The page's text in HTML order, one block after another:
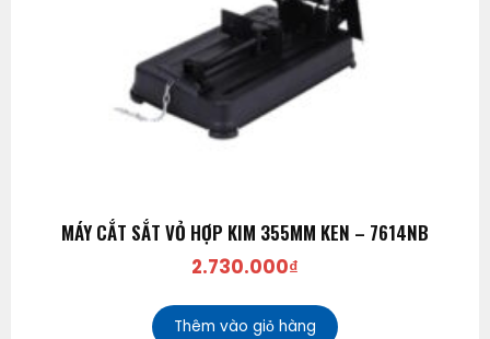
MÁY CẮT SẮT VỎ HỢP KIM 355MM KEN – 7614NB
2.730.000₫
Thêm vào giỏ hàng